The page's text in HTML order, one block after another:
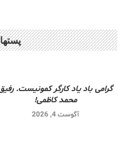
گرامی باد یاد کارگر کمونیست.
محمد کاظمی!
آگوست 4, 2026